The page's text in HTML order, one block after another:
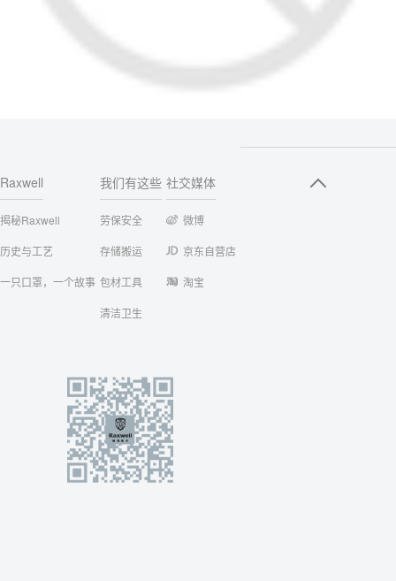
Raxwell
揭秘Raxwell
历史与工艺
一只口罩，一个故事
我们有这些
劳保安全
存储搬运
包材工具
清洁卫生
社交媒体
微博
京东自营店
淘宝